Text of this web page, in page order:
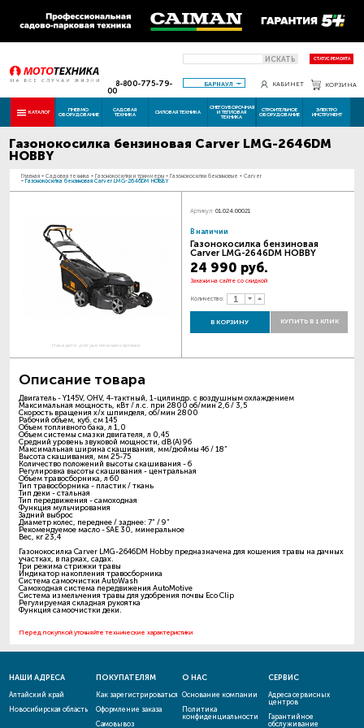
ИСКАТЬ СТАТУС РЕМОНТА
8-800-775-79-
00
БАРНАУЛ КАБИНЕТ КОРЗИНА
КАТАЛОГ ПНЕВМО
ОБОРУДОВАНИЕ
САДОВАЯ
ТЕХНИКА СИЛОВАЯ ТЕХНИКА
СНЕГОУБОРОЧНАЯ
И ТЕПЛОВАЯ
ТЕХНИКА
СТРОИТЕЛЬНОЕ
ОБОРУДОВАНИЕ
ЭЛЕКТРО
ИНСТРУМЕНТ
Газонокосилка бензиновая Carver LMG-2646DM
HOBBY
Главная - Садовая техника - Газонокосилки и триммеры - Газонокосилки бензиновые - Carver
- Газонокосилка бензиновая Carver LMG-2646DM HOBBY
Наведите для увеличения картинки
Артикул: 01.024.00021
В наличии
Газонокосилка бензиновая
Carver LMG-2646DM HOBBY
24 990 руб.
Закажи на сайте со скидкой
Количество:
В КОРЗИНУ КУПИТЬ В 1 КЛИК
Описание товара
Двигатель - Y145V, OHV, 4-тактный, 1-цилиндр. c воздушным охлаждением
Максимальная мощность, кВт / л.с. при 2800 об/мин 2,6 / 3,5
Скорость вращения х/х шпинделя, об/мин 2800
Рабочий объем, куб. см 145
Объем топливного бака, л 1,0
Объем системы смазки двигателя, л 0,45
Средний уровень звуковой мощности, dB (A) 96
Максимальная ширина скашивания, мм/дюймы 46 / 18”
Высота скашивания, мм 25-75
Количество положений высоты скашивания - 6
Регулировка высоты скашивания - центральная
Объем травосборника, л 60
Тип травосборника - пластик / ткань
Тип деки - стальная
Тип передвижения - самоходная
Функция мульчирования
Задний выброс
Диаметр колес, переднее / заднее: 7” / 9”
Рекомендуемое масло - SAE 30, минеральное
Вес, кг 23,4
Газонокосилка Carver LMG-2646DM Hobby предназначена для кошения травы на дачных
участках, в парках, садах.
Три режима стрижки травы
Индикатор накопления травосборника
Система самоочистки AutoWash
Самоходная система передвижения AutoMotive
Система измельчения травы для удобрения почвы Eco Clip
Регулируемая складная рукоятка
Функция самоочистки деки.
Перед покупкой уточняйте технические характеристики
НАШИ АДРЕСА
Алтайский край
Новосибирская область
ПОКУПАТЕЛЯМ
Как зарегистрироваться
Оформление заказа
Самовывоз
О НАС
Основание компании
Политика
конфиденциальности
СЕРВИС
Адреса сервисных
центров
Гарантийное
обслуживание